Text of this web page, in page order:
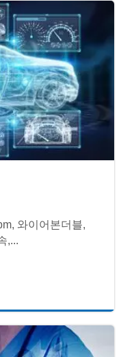
와이어본더블,
,...